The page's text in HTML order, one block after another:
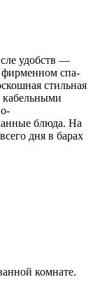
удобств —
фирменном спа-
стильная
кабельными
блюда. На
дня в барах
комнате.